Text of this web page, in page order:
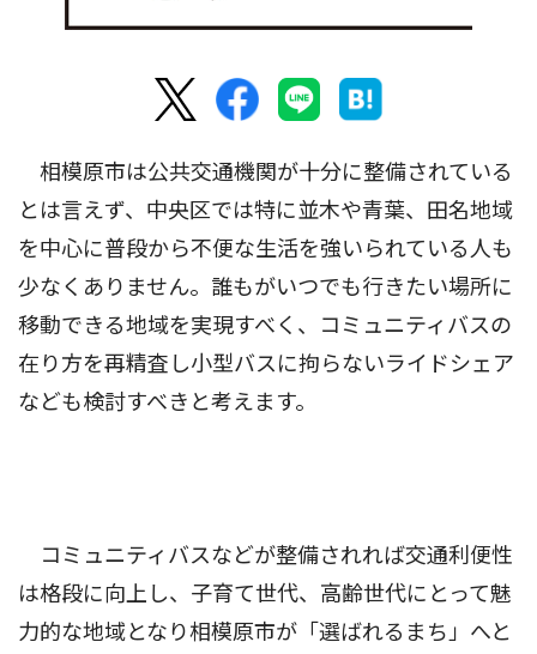
相模原市は公共交通機関が十分に整備されている
とは言えず、中央区では特に並木や青葉、田名地域
を中心に普段から不便な生活を強いられている人も
少なくありません。誰もがいつでも行きたい場所に
移動できる地域を実現すべく、コミュニティバスの
在り方を再精査し小型バスに拘らないライドシェア
なども検討すべきと考えます。
コミュニティバスなどが整備されれば交通利便性
は格段に向上し、子育て世代、高齢世代にとって魅
力的な地域となり相模原市が「選ばれるまち」へと